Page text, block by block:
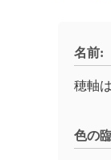
名前:
穂軸
色の